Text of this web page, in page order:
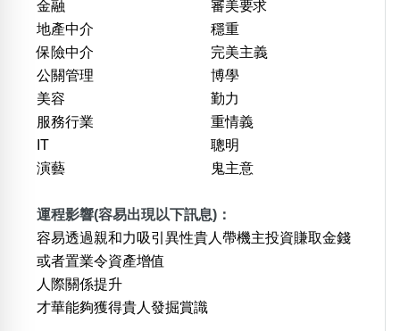
金融
地產中介
保險中介
公關管理
美容
服務行業
IT
演藝
審美要求
穩重
完美主義
博學
勤力
重情義
聰明
鬼主意
運程影響(容易出現以下訊息)：
容易透過親和力吸引異性貴人帶機主投資賺取金錢
或者置業令資產增值
人際關係提升
才華能夠獲得貴人發掘賞識